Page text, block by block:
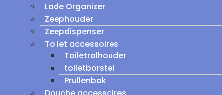
Lade Organizer
Zeephouder
Zeepdispenser
Toilet accessoires
Toiletrolhouder
toiletborstel
Prullenbak
Douche accessoires